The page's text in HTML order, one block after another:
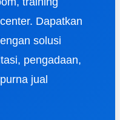
Dapatkan
solusi
pengadaan,
jual